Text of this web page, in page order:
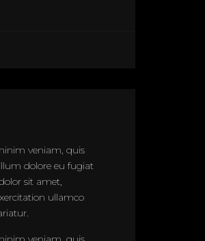
veniam, quis
dolore eu fugiat
sit amet,
ullamco